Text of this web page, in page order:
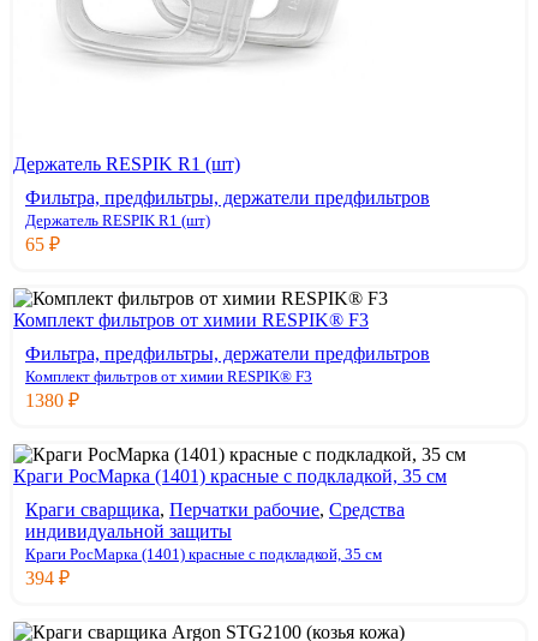
Держатель RESPIK R1 (шт)
Фильтра, предфильтры, держатели предфильтров
Держатель RESPIK R1 (шт)
65 ₽
Комплект фильтров от химии RESPIK® F3
Фильтра, предфильтры, держатели предфильтров
Комплект фильтров от химии RESPIK® F3
1380 ₽
Краги РосМарка (1401) красные с подкладкой, 35 см
Краги сварщика, Перчатки рабочие, Средства
индивидуальной защиты
Краги РосМарка (1401) красные с подкладкой, 35 см
394 ₽